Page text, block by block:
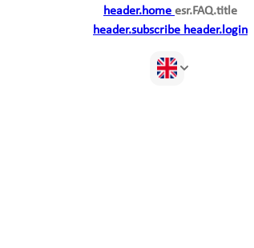
header.home esr.FAQ.title
header.subscribe header.login